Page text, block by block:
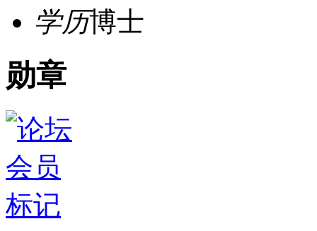
学历博士
勋章